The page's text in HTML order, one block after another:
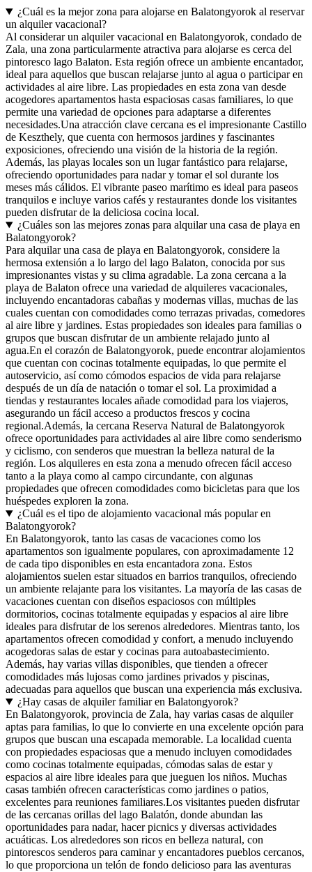
¿Cuál es la mejor zona para alojarse en Balatongyorok al reservar
un alquiler vacacional?
Al considerar un alquiler vacacional en Balatongyorok, condado de
Zala, una zona particularmente atractiva para alojarse es cerca del
pintoresco lago Balaton. Esta región ofrece un ambiente encantador,
ideal para aquellos que buscan relajarse junto al agua o participar en
actividades al aire libre. Las propiedades en esta zona van desde
acogedores apartamentos hasta espaciosas casas familiares, lo que
permite una variedad de opciones para adaptarse a diferentes
necesidades.Una atracción clave cercana es el impresionante Castillo
de Keszthely, que cuenta con hermosos jardines y fascinantes
exposiciones, ofreciendo una visión de la historia de la región.
Además, las playas locales son un lugar fantástico para relajarse,
ofreciendo oportunidades para nadar y tomar el sol durante los
meses más cálidos. El vibrante paseo marítimo es ideal para paseos
tranquilos e incluye varios cafés y restaurantes donde los visitantes
pueden disfrutar de la deliciosa cocina local.
¿Cuáles son las mejores zonas para alquilar una casa de playa en
Balatongyorok?
Para alquilar una casa de playa en Balatongyorok, considere la
hermosa extensión a lo largo del lago Balaton, conocida por sus
impresionantes vistas y su clima agradable. La zona cercana a la
playa de Balaton ofrece una variedad de alquileres vacacionales,
incluyendo encantadoras cabañas y modernas villas, muchas de las
cuales cuentan con comodidades como terrazas privadas, comedores
al aire libre y jardines. Estas propiedades son ideales para familias o
grupos que buscan disfrutar de un ambiente relajado junto al
agua.En el corazón de Balatongyorok, puede encontrar alojamientos
que cuentan con cocinas totalmente equipadas, lo que permite el
autoservicio, así como cómodos espacios de vida para relajarse
después de un día de natación o tomar el sol. La proximidad a
tiendas y restaurantes locales añade comodidad para los viajeros,
asegurando un fácil acceso a productos frescos y cocina
regional.Además, la cercana Reserva Natural de Balatongyorok
ofrece oportunidades para actividades al aire libre como senderismo
y ciclismo, con senderos que muestran la belleza natural de la
región. Los alquileres en esta zona a menudo ofrecen fácil acceso
tanto a la playa como al campo circundante, con algunas
propiedades que ofrecen comodidades como bicicletas para que los
huéspedes exploren la zona.
¿Cuál es el tipo de alojamiento vacacional más popular en
Balatongyorok?
En Balatongyorok, tanto las casas de vacaciones como los
apartamentos son igualmente populares, con aproximadamente 12
de cada tipo disponibles en esta encantadora zona. Estos
alojamientos suelen estar situados en barrios tranquilos, ofreciendo
un ambiente relajante para los visitantes. La mayoría de las casas de
vacaciones cuentan con diseños espaciosos con múltiples
dormitorios, cocinas totalmente equipadas y espacios al aire libre
ideales para disfrutar de los serenos alrededores. Mientras tanto, los
apartamentos ofrecen comodidad y confort, a menudo incluyendo
acogedoras salas de estar y cocinas para autoabastecimiento.
Además, hay varias villas disponibles, que tienden a ofrecer
comodidades más lujosas como jardines privados y piscinas,
adecuadas para aquellos que buscan una experiencia más exclusiva.
¿Hay casas de alquiler familiar en Balatongyorok?
En Balatongyorok, provincia de Zala, hay varias casas de alquiler
aptas para familias, lo que lo convierte en una excelente opción para
grupos que buscan una escapada memorable. La localidad cuenta
con propiedades espaciosas que a menudo incluyen comodidades
como cocinas totalmente equipadas, cómodas salas de estar y
espacios al aire libre ideales para que jueguen los niños. Muchas
casas también ofrecen características como jardines o patios,
excelentes para reuniones familiares.Los visitantes pueden disfrutar
de las cercanas orillas del lago Balatón, donde abundan las
oportunidades para nadar, hacer picnics y diversas actividades
acuáticas. Los alrededores son ricos en belleza natural, con
pintorescos senderos para caminar y encantadores pueblos cercanos,
lo que proporciona un telón de fondo delicioso para las aventuras